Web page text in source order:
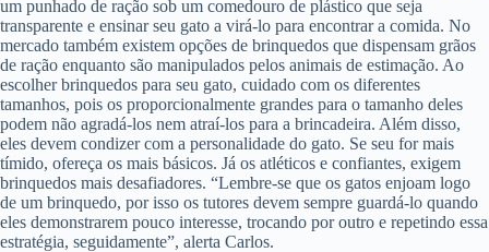
um punhado de ração sob um comedouro de plástico que seja
transparente e ensinar seu gato a virá-lo para encontrar a comida. No
mercado também existem opções de brinquedos que dispensam grãos
de ração enquanto são manipulados pelos animais de estimação. Ao
escolher brinquedos para seu gato, cuidado com os diferentes
tamanhos, pois os proporcionalmente grandes para o tamanho deles
podem não agradá-los nem atraí-los para a brincadeira. Além disso,
eles devem condizer com a personalidade do gato. Se seu for mais
tímido, ofereça os mais básicos. Já os atléticos e confiantes, exigem
brinquedos mais desafiadores. “Lembre-se que os gatos enjoam logo
de um brinquedo, por isso os tutores devem sempre guardá-lo quando
eles demonstrarem pouco interesse, trocando por outro e repetindo essa
estratégia, seguidamente”, alerta Carlos.